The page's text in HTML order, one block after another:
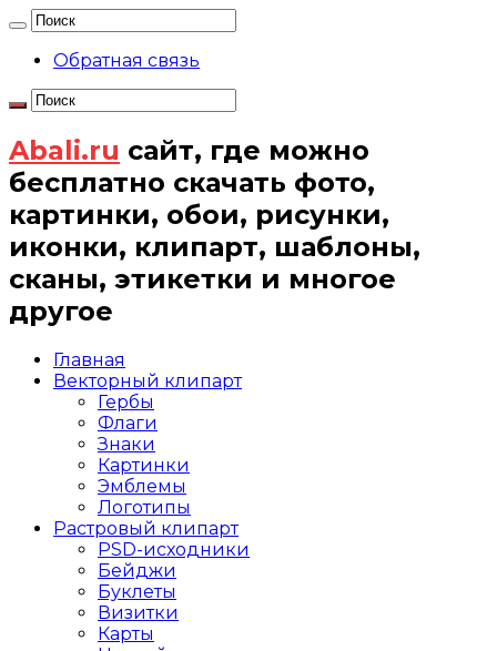
Обратная связь
Abali.ru сайт, где можно
бесплатно скачать фото,
картинки, обои, рисунки,
иконки, клипарт, шаблоны,
сканы, этикетки и многое
другое
Главная
Векторный клипарт
Гербы
Флаги
Знаки
Картинки
Эмблемы
Логотипы
Растровый клипарт
PSD-исходники
Бейджи
Буклеты
Визитки
Карты